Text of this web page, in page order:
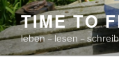
Zum
Inhalt
springen
TIME TO
leben – lesen –